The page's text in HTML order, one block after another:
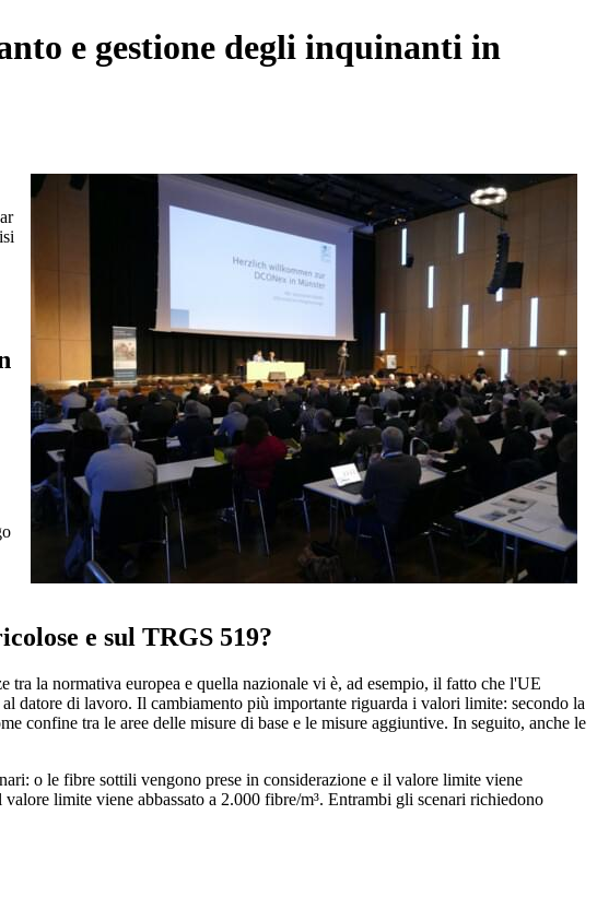
e gestione degli inquinanti in
e sul TRGS 519?
la normativa europea e quella nazionale vi è, ad esempio, il fatto che l'UE
datore di lavoro. Il cambiamento più importante riguarda i valori limite: secondo la
tra le aree delle misure di base e le misure aggiuntive. In seguito, anche le
o le fibre sottili vengono prese in considerazione e il valore limite viene
limite viene abbassato a 2.000 fibre/m³. Entrambi gli scenari richiedono